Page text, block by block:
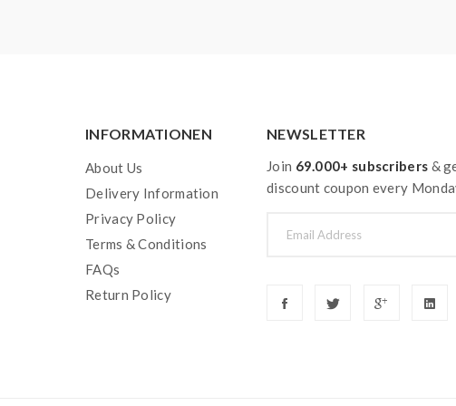
INFORMATIONEN
About Us
Delivery Information
Privacy Policy
Terms & Conditions
FAQs
Return Policy
NEWSLETTER
Join 69.000+ subscribers &
discount coupon every